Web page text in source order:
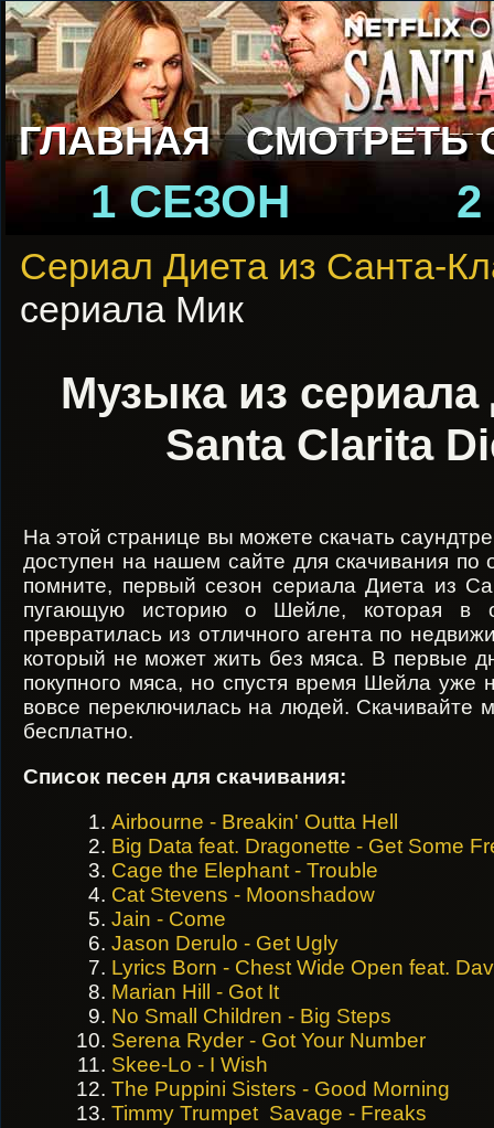
ГЛАВНАЯ СМОТРЕТЬ
1 СЕЗОН
Сериал Диета из Санта-
сериала Мик
Музыка из
Santa Clarita
На этой странице вы можете скачать
доступен на нашем сайте для скачивания
помните, первый сезон сериала Диета из
пугающую историю о Шейле, которая в
превратилась из отличного агента по
который не может жить без мяса. В первые
покупного мяса, но спустя время Шейла
вовсе переключилась на людей. Скачивайте
бесплатно.
Список песен для скачивания:
Airbourne - Breakin' Outta Hell
Big Data feat. Dragonette - Get Some
Cage the Elephant - Trouble
Cat Stevens - Moonshadow
Jain - Come
Jason Derulo - Get Ugly
Lyrics Born - Chest Wide Open feat.
Marian Hill - Got It
No Small Children - Big Steps
Serena Ryder - Got Your Number
Skee-Lo - I Wish
The Puppini Sisters - Good Morning
Timmy Trumpet Savage - Freaks